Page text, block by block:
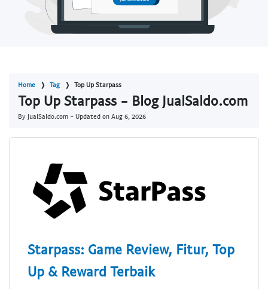
Home Tag Top Up Starpass
Top Up Starpass - Blog JualSaldo.com
By JualSaldo.com - Updated on Aug 6, 2026
Starpass: Game Review, Fitur, Top
Up & Reward Terbaik